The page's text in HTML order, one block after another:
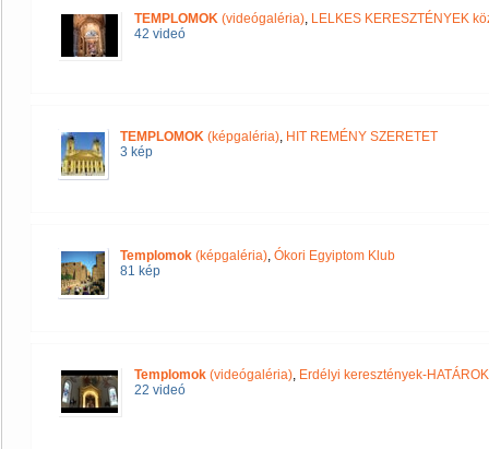
TEMPLOMOK (videógaléria), LELKES KERESZTÉNYEK
42 videó
TEMPLOMOK (képgaléria), HIT REMÉNY SZERETET
3 kép
Templomok (képgaléria), Ókori Egyiptom Klub
81 kép
Templomok (videógaléria), Erdélyi keresztények-
22 videó